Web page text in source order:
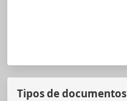
Tipos de documentos